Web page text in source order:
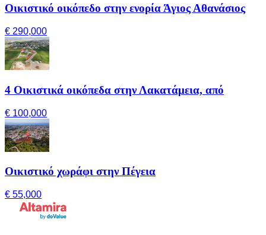
Οικιστικό οικόπεδο στην ενορία Άγιος Αθανάσιος
€ 290,000
4 Οικιστικά οικόπεδα στην Λακατάμεια, από
€ 100,000
Οικιστικό χωράφι στην Πέγεια
€ 55,000